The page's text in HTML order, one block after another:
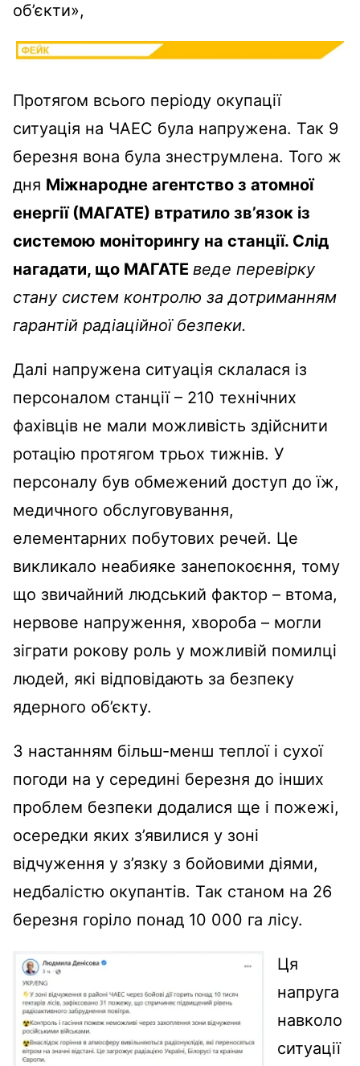
об’єкти»,
Протягом всього періоду окупації
ситуація на ЧАЕС була напружена. Так 9
березня вона була знеструмлена. Того ж
дня Міжнародне агентство з атомної
енергії (МАГАТЕ) втратило зв’язок із
системою моніторингу на станції. Слід
нагадати, що МАГАТЕ веде перевірку
стану систем контролю за дотриманням
гарантій радіаційної безпеки.
Далі напружена ситуація склалася із
персоналом станції – 210 технічних
фахівців не мали можливість здійснити
ротацію протягом трьох тижнів. У
персоналу був обмежений доступ до їж,
медичного обслуговування,
елементарних побутових речей. Це
викликало неабияке занепокоєння, тому
що звичайний людський фактор – втома,
нервове напруження, хвороба – могли
зіграти рокову роль у можливій помилці
людей, які відповідають за безпеку
ядерного об’єкту.
З настанням більш-менш теплої і сухої
погоди на у середині березня до інших
проблем безпеки додалися ще і пожежі,
осередки яких з’явилися у зоні
відчуження у з’язку з бойовими діями,
недбалістю окупантів. Так станом на 26
березня горіло понад 10 000 га лісу.
Ця
напруга
навколо
ситуації